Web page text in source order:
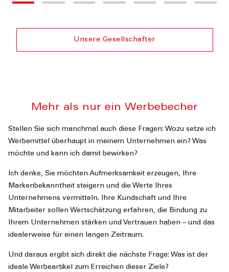
Unsere Gesellschafter
Mehr als nur ein Werbebecher
Stellen Sie sich manchmal auch diese Fragen: Wozu setze ich
Werbemittel überhaupt in meinem Unternehmen ein? Was
möchte und kann ich damit bewirken?
Ich denke, Sie möchten Aufmerksamkeit erzeugen, Ihre
Markenbekanntheit steigern und die Werte Ihres
Unternehmens vermitteln. Ihre Kundschaft und Ihre
Mitarbeiter sollen Wertschätzung erfahren, die Bindung zu
Ihrem Unternehmen stärken und Vertrauen haben – und das
idealerweise für einen langen Zeitraum.
Und daraus ergibt sich direkt die nächste Frage: Was ist der
ideale Werbeartikel zum Erreichen dieser Ziele?